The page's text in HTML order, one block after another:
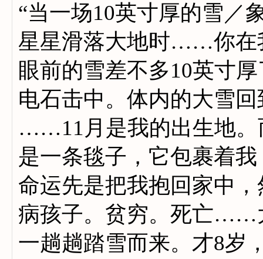
“当一场10英寸厚的雪／
星星滑落大地时……你在
眼前的雪差不多10英寸
电石击中。体内的大雪
……11月是我的出生地。
是一条毯子，它包裹着
命运先是把我抱回家中
病孩子。贫穷。死亡……
一趟趟踏雪而来。才8岁